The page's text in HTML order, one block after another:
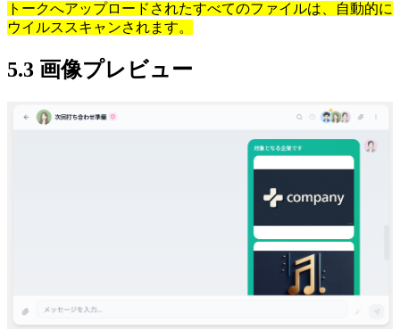
トークへアップロードされたすべてのファイルは、自動的に
ウイルススキャンされます。
5.3 画像プレビュー